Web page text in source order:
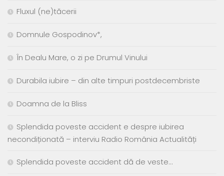
Fluxul (ne)tăcerii
Domnule Gospodinov*,
În Dealu Mare, o zi pe Drumul Vinului
Durabila iubire – din alte timpuri postdecembriste
Doamna de la Bliss
Splendida poveste accident e despre iubirea
necondiționată – interviu Radio România Actualități
Splendida poveste accident dă de veste…